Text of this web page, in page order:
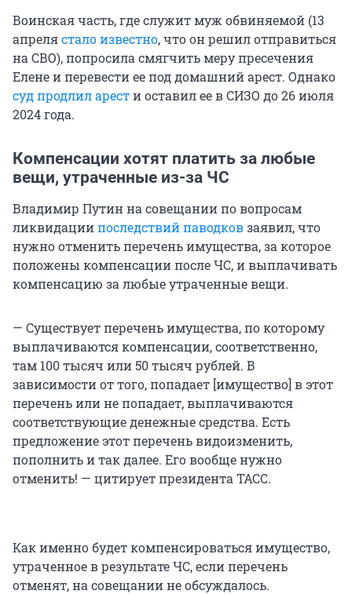
Воинская часть, где служит муж обвиняемой (13
апрелястало известно, что он решил отправиться
на СВО), попросила смягчить меру пресечения
Елене и перевести ее под домашний арест. Однако
суд продлил арести оставил ее в СИЗО до 26 июля
2024 года.
Компенсации хотят платить за любые
вещи, утраченные из-за ЧС
Владимир Путин на совещании по вопросам
ликвидациипоследствий паводковзаявил, что
нужно отменить перечень имущества, за которое
положены компенсации после ЧС, и выплачивать
компенсацию за любые утраченные вещи.
— Существует перечень имущества, по которому
выплачиваются компенсации, соответственно,
там 100 тысяч или 50 тысяч рублей. В
зависимости от того, попадает [имущество] в этот
перечень или не попадает, выплачиваются
соответствующие денежные средства. Есть
предложение этот перечень видоизменить,
пополнить и так далее. Его вообще нужно
отменить! — цитирует президента ТАСС.
Как именно будет компенсироваться имущество,
утраченное в результате ЧС, если перечень
отменят, на совещании не обсуждалось.